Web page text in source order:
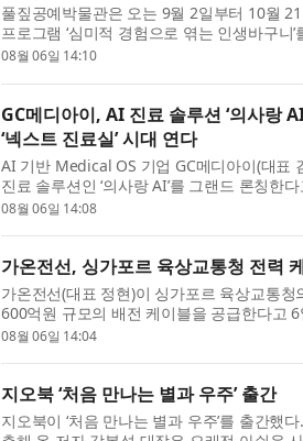
풀짚공예박물관은 오는 9월 2일부터 10월
프로그램 ‘심미적 경험으로 엮는 인생바구
예술학교 중장년 감상 프로그램의 일환...
08월 06일 14:10
GC메디아이, AI 진료 솔루션 ‘의사랑
‘넥스트 진료실’ 시대 연다
AI 기반 Medical OS 기업 GC메디아이(대표
진료 솔루션인 ‘의사랑 AI’를 그랜드 론칭한
실’이라는 슬로건 아래, 국내 시...
08월 06일 14:08
가온전선, 싱가포르 육상교통청 전력
가온전선(대표 정현)이 싱가포르 육상교통
600억원 규모의 배전 케이블을 공급한다고
등록 후 첫 수주를 확보하며, 향후 MRT...
08월 06일 14:04
지오북 ‘처음 만나는 별과 우주’ 출간
지오북이 ‘처음 만나는 별과 우주’를 출간했